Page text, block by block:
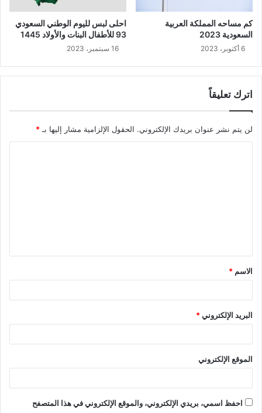
كم مساحه المملكة العربية
السعودية 2023
6 أكتوبر، 2023
احلى لبس لليوم الوطني السعودي
93 للأطفال البنات والأولاد 1445
16 سبتمبر، 2023
اترك تعليقاً
لن يتم نشر عنوان بريدك الإلكتروني. الحقول الإلزامية مشار إليها بـ*
ق
*
الاسم *
البريد الإلكتروني*
الموقع الإلكتروني
احفظ اسمي، بريدي الإلكتروني، والموقع الإلكتروني في هذا المتصفح